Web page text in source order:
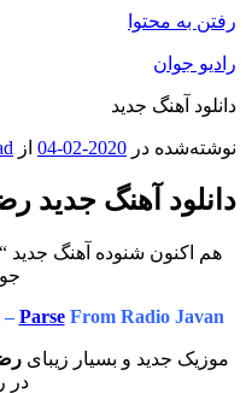
رفتن به محتوا
رادیو جوان
دانلود آهنگ جدید
نوشته‌شده در 2020-02-04 از
دانلود آهنگ جدید
هم اکنون شنوده آهنگ جدید
– ParseFrom Radio Javan
موزیک جدید و بسیار زیبای
در